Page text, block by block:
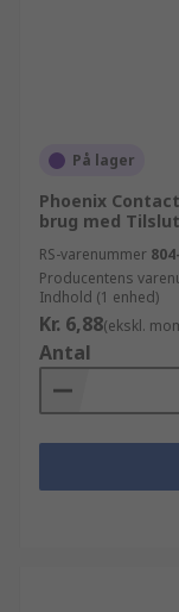
På lager
Phoenix
brug med
RS-varenummer
Producentens
Indhold (1 enhed)
Kr. 6,88(ekskl.
Antal